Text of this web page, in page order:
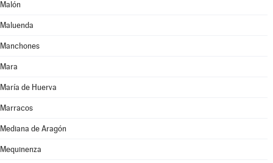
Malón
Maluenda
Manchones
Mara
María de Huerva
Marracos
Mediana de Aragón
Mequinenza